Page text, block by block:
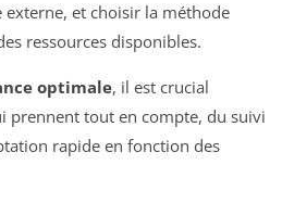
externe, et choisir la méthode
ressources disponibles.
optimale, il est crucial
prennent tout en compte, du suivi
rapide en fonction des